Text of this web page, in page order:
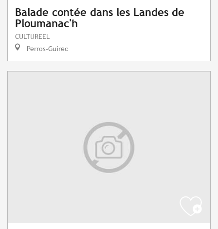
Balade contée dans les Landes de
Ploumanac'h
CULTUREEL
Perros-Guirec